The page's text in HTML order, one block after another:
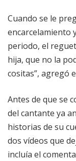
Cuando se le
encarcelamiento
periodo, el
hija, que no la
cositas”, agregó
Antes de que se
del cantante ya
historias de su
dos vídeos que
incluía el